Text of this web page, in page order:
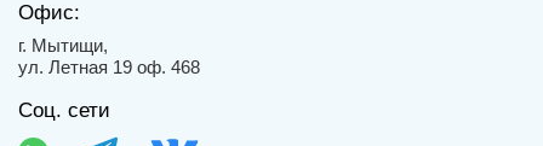
Офис:
г. Мытищи,
ул. Летная 19 оф. 468
Соц. сети